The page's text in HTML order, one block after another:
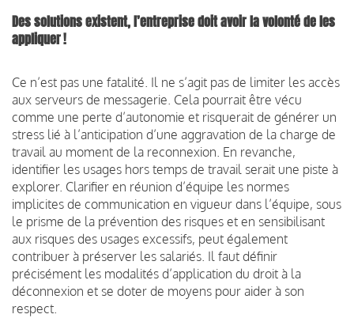
Des solutions existent, l’entreprise doit avoir la volonté de les
appliquer !
Ce n’est pas une fatalité. Il ne s’agit pas de limiter les accès
aux serveurs de messagerie. Cela pourrait être vécu
comme une perte d’autonomie et risquerait de générer un
stress lié à l’anticipation d’une aggravation de la charge de
travail au moment de la reconnexion. En revanche,
identifier les usages hors temps de travail serait une piste à
explorer. Clarifier en réunion d’équipe les normes
implicites de communication en vigueur dans l’équipe, sous
le prisme de la prévention des risques et en sensibilisant
aux risques des usages excessifs, peut également
contribuer à préserver les salariés. Il faut définir
précisément les modalités d’application du droit à la
déconnexion et se doter de moyens pour aider à son
respect.